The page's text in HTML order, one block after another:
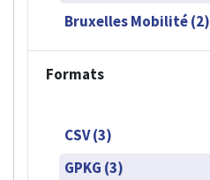
Bruxelles Mobilité (2)
Formats
CSV (3)
GPKG (3)